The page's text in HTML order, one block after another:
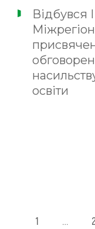
Відбувся
освіти
1 …